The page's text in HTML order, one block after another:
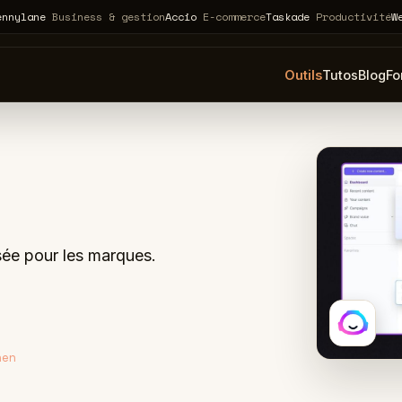
Business & gestionAccioE-commerceTaskadeProductivitéWebflow
OutilsTutosBlog
pour les marques.
J